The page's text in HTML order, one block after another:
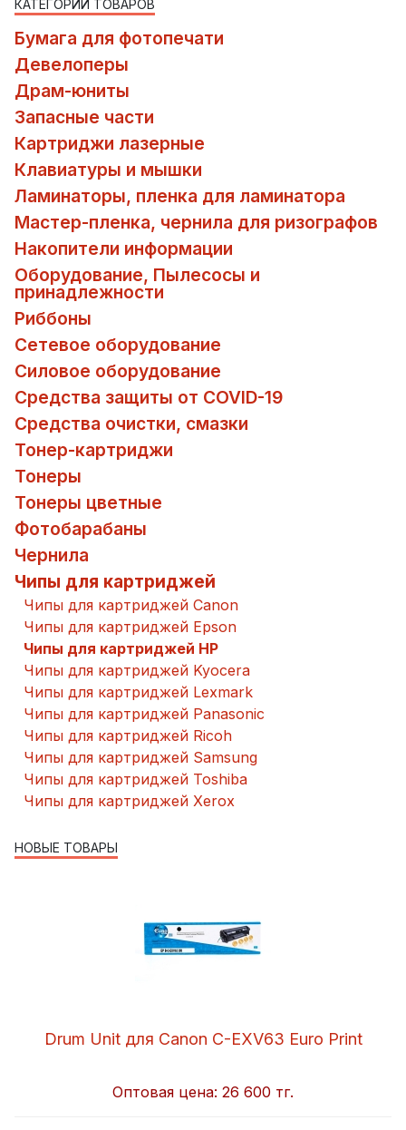
КАТЕГОРИИ ТОВАРОВ
Бумага для фотопечати
Девелоперы
Драм-юниты
Запасные части
Картриджи лазерные
Клавиатуры и мышки
Ламинаторы, пленка для ламинатора
Мастер-пленка, чернила для ризографов
Накопители информации
Оборудование, Пылесосы и
принадлежности
Риббоны
Сетевое оборудование
Силовое оборудование
Средства защиты от COVID-19
Средства очистки, смазки
Тонер-картриджи
Тонеры
Тонеры цветные
Фотобарабаны
Чернила
Чипы для картриджей
Чипы для картриджей Canon
Чипы для картриджей Epson
Чипы для картриджей HP
Чипы для картриджей Kyocera
Чипы для картриджей Lexmark
Чипы для картриджей Panasonic
Чипы для картриджей Ricoh
Чипы для картриджей Samsung
Чипы для картриджей Toshiba
Чипы для картриджей Xerox
НОВЫЕ ТОВАРЫ
Drum Unit для Canon C-EXV63 Euro Print
Оптовая цена: 26 600 тг.